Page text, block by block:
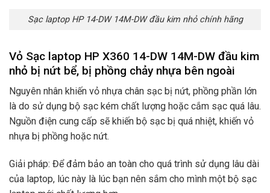
Sạc laptop HP 14-DW 14M-DW đầu kim nhỏ chính hãng
Vỏ Sạc laptop HP X360 14-DW 14M-DW đầu kim
nhỏ bị nứt bể, bị phồng chảy nhựa bên ngoài
Nguyên nhân khiến vỏ nhựa chân sạc bị nứt, phồng phần lớn
là do sử dụng bộ sạc kém chất lượng hoặc cắm sạc quá lâu.
Nguồn điện cung cấp sẽ khiến bộ sạc bị quá nhiệt, khiến vỏ
nhựa bị phồng hoặc nứt.
Giải pháp: Để đảm bảo an toàn cho quá trình sử dụng lâu dài
của laptop, lúc này là lúc bạn nên sắm cho mình một bộ sạc